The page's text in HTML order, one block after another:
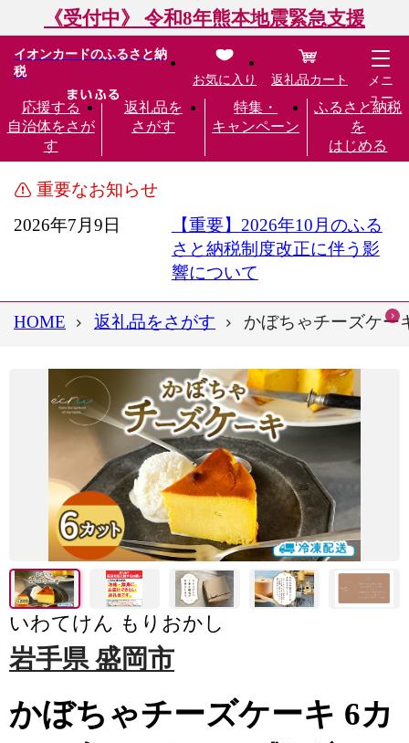
《受付中》 令和8年熊本地震緊急支援
イオンカードのふるさと納
税
応援する
自治体をさが
す
返礼品を
さがす
特集・
キャンペーン
ふるさと納税
を
はじめる
お気に入り 返礼品カート
メニ
ュー
重要なお知らせ
2026年7月9日
【重要】2026年10月のふる
さと納税制度改正に伴う影
響について
HOME 返礼品をさがす かぼちゃチーズケー
いわてけん もりおかし
岩手県 盛岡市
かぼちゃチーズケーキ 6カ